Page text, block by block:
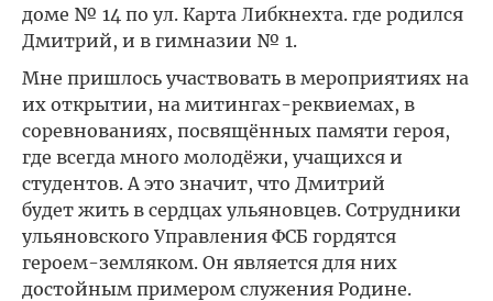
доме № 14 по ул. Карта Либкнехта. где родился
Дмитрий, и в гимназии № 1.
Мне пришлось участвовать в мероприятиях на
их открытии, на митингах-реквиемах, в
соревнованиях, посвящённых памяти героя,
где всегда много молодёжи, учащихся и
студентов. А это значит, что Дмитрий
будет жить в сердцах ульяновцев. Сотрудники
ульяновского Управления ФСБ гордятся
героем-земляком. Он является для них
достойным примером служения Родине.